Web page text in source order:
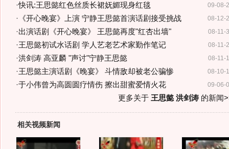
09-08-
·快讯:王思懿红色丝质长裙妩媚现身红毯
08-12-
· 《开心晚宴》上演 宁静王思懿首演话剧接受挑战
08-11-
·出演话剧《开心晚宴》 王思懿再度"红杏出墙"
08-11-
·王思懿初试水话剧 学人艺老艺术家勤作笔记
08-11-
·洪剑涛 高亚麟 "声讨"宁静王思懿
08-10-
·王思懿主演话剧《晚宴》 斗情敌却被老公骗惨
09-06-
·于小伟曾为高圆圆疗情伤 擦出甜蜜爱情火花
更多关于 王思懿 洪剑涛的新闻
相关视频新闻